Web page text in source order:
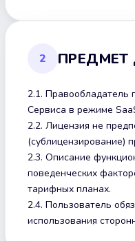
2 ПРЕДМЕТ
2.1. Правообладатель
Сервиса в режиме
2.2. Лицензия не
(сублицензирование)
2.3. Описание
поведенческих
тарифных планах.
2.4. Пользователь
использования